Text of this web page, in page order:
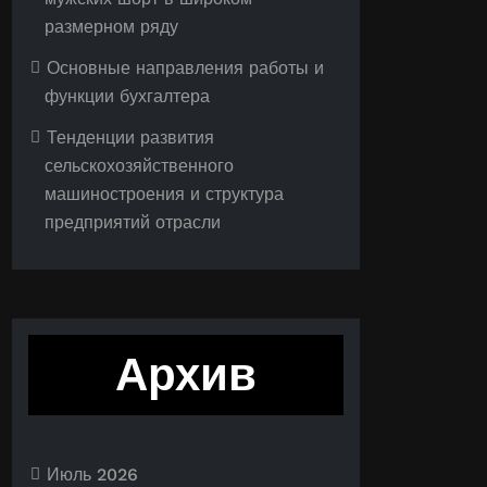
размерном ряду
Основные направления работы и
функции бухгалтера
Тенденции развития
сельскохозяйственного
машиностроения и структура
предприятий отрасли
Архив
Июль 2026